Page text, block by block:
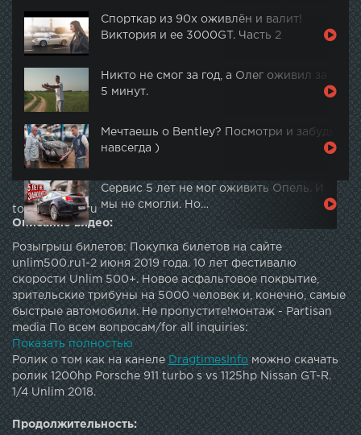
Спорткар из 90х оживлён и валит!
Виктория и ее 3000GT. Часть 2
Никто не смог за год, а Олег оживил за
5 минут.
Мечтаешь о Bentley? Посмотри и забудь
навсегда )
Сервис 5 лет не мог оживить Опель. И
мы не смогли. Но…
topautotube.ru
Описание видео:
Розыгрыш билетов: Покупка билетов на сайте
unlim500.ru1-2 июня 2019 года. 10 лет фестивалю
скорости Unlim 500+. Новое асфальтовое покрытие,
зрительские трибуны на 5000 человек и, конечно, самые
быстрые автомобили. Не пропустите!монтаж - Partisan
media По всем вопросам/for all inquiries:
dragtimes.td@mail.ruartemiy.dt@gmail.comFollow
us:Facebook Twitter: Instagram: VK: Web-site: Subscribe:
...DT Test Drive - Ferrari GTC4Lusso ТРАНСФОРМАТОРА
против Mercedes E63S AMG и Porsche Panamera Turbo DT
Test Drive — Lamborghini Urus. Новый король SUV? DT
Test Drive - Aston Martin DB11 vs 2018 Mercedes-Benz S63
Показать полностью
Ролик о том как на канеле DragtimesInfo можно скачать
ролик 1200hp Porsche 911 turbo s vs 1125hp Nissan GT-R.
1/4 Unlim 2018.
Продолжительность: